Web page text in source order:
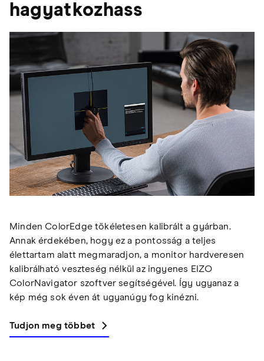
hagyatkozhass
Minden ColorEdge tökéletesen kalibrált a gyárban.
Annak érdekében, hogy ez a pontosság a teljes
élettartam alatt megmaradjon, a monitor hardveresen
kalibrálható veszteség nélkül az ingyenes EIZO
ColorNavigator szoftver segítségével. Így ugyanaz a
kép még sok éven át ugyanúgy fog kinézni.
Tudjon meg többet